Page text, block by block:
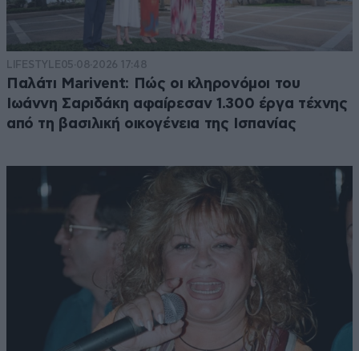
LIFESTYLE05·08·2026 17:48
Παλάτι Marivent: Πώς οι κληρονόμοι του
Ιωάννη Σαριδάκη αφαίρεσαν 1.300 έργα τέχνης
από τη βασιλική οικογένεια της Ισπανίας